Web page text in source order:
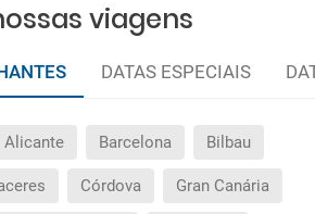
viagens
DATAS ESPECIAIS
Alicante Barcelona Bilbau
Córdova Gran Canária